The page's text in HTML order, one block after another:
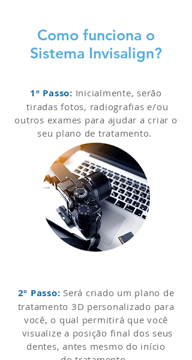
Como funciona o
Sistema Invisalign?
1º Passo: Inicialmente, serão
tiradas fotos, radiografias e/ou
outros exames para ajudar a criar o
seu plano de tratamento.
2º Passo: Será criado um plano de
tratamento 3D personalizado para
você, o qual permitirá que você
visualize a posição final dos seus
dentes, antes mesmo do início